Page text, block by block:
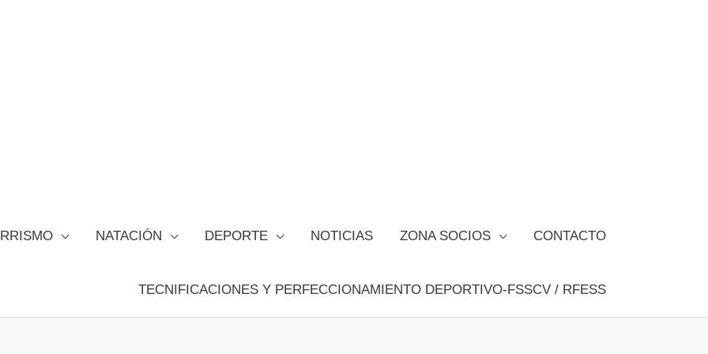
NATACIÓN DEPORTE NOTICIAS ZONA SOCIOS CONTACTO
TECNIFICACIONES Y PERFECCIONAMIENTO DEPORTIVO-FSSCV / RFESS